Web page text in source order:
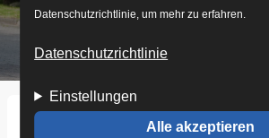
Datenschutzrichtlinie, um mehr zu erfahren.
Datenschutzrichtlinie
Einstellungen
Alle akzeptieren
Startseite